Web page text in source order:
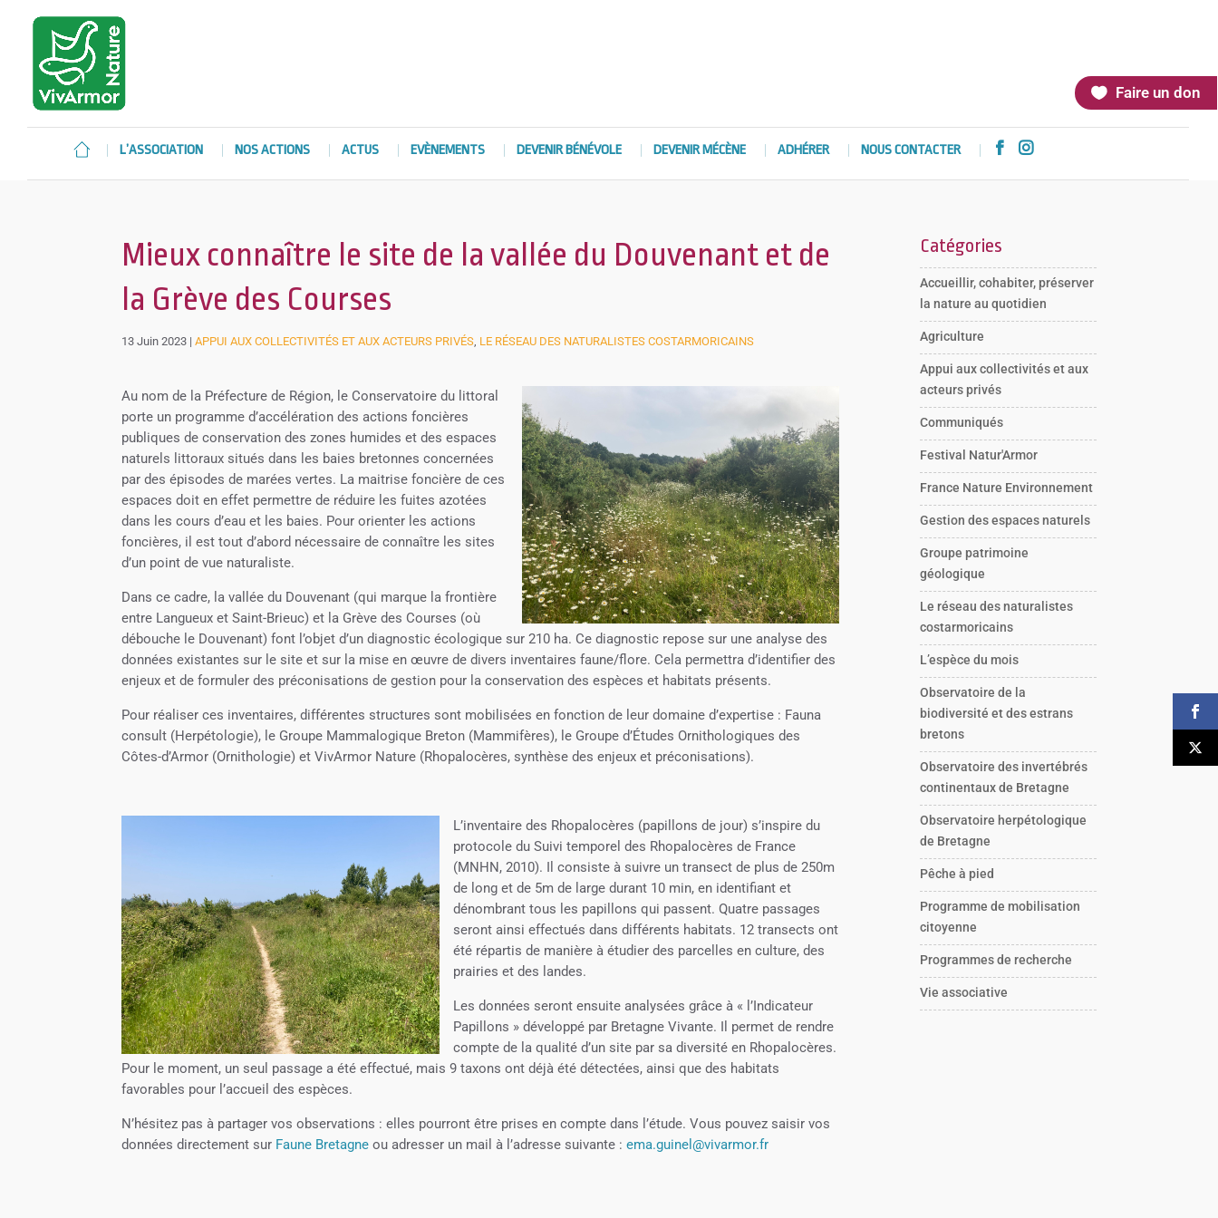
Faire un don
L’ASSOCIATION NOS ACTIONS ACTUS EVÈNEMENTS DEVENIR BÉNÉVOLE DEVENIR MÉCÈNE ADHÉRER NOUS CONTACTER  
Mieux connaître le site de la vallée du Douvenant et de
la Grève des Courses
13 Juin 2023 |APPUI AUX COLLECTIVITÉS ET AUX ACTEURS PRIVÉS, LE RÉSEAU DES NATURALISTES COSTARMORICAINS
Au nom de la Préfecture de Région, le Conservatoire du littoral
porte un programme d’accélération des actions foncières
publiques de conservation des zones humides et des espaces
naturels littoraux situés dans les baies bretonnes concernées
par des épisodes de marées vertes. La maitrise foncière de ces
espaces doit en effet permettre de réduire les fuites azotées
dans les cours d’eau et les baies. Pour orienter les actions
foncières, il est tout d’abord nécessaire de connaître les sites
d’un point de vue naturaliste.
Dans ce cadre, la vallée du Douvenant (qui marque la frontière
entre Langueux et Saint-Brieuc) et la Grève des Courses (où
débouche le Douvenant) font l’objet d’un diagnostic écologique sur 210 ha. Ce diagnostic repose sur une analyse des
données existantes sur le site et sur la mise en œuvre de divers inventaires faune/flore. Cela permettra d’identifier des
enjeux et de formuler des préconisations de gestion pour la conservation des espèces et habitats présents.
Pour réaliser ces inventaires, différentes structures sont mobilisées en fonction de leur domaine d’expertise : Fauna
consult (Herpétologie), le Groupe Mammalogique Breton (Mammifères), le Groupe d’Études Ornithologiques des
Côtes-d’Armor (Ornithologie) et VivArmor Nature (Rhopalocères, synthèse des enjeux et préconisations).
L’inventaire des Rhopalocères (papillons de jour) s’inspire du
protocole du Suivi temporel des Rhopalocères de France
(MNHN, 2010). Il consiste à suivre un transect de plus de 250m
de long et de 5m de large durant 10 min, en identifiant et
dénombrant tous les papillons qui passent. Quatre passages
seront ainsi effectués dans différents habitats. 12 transects ont
été répartis de manière à étudier des parcelles en culture, des
prairies et des landes.
Les données seront ensuite analysées grâce à « l’Indicateur
Papillons » développé par Bretagne Vivante. Il permet de rendre
compte de la qualité d’un site par sa diversité en Rhopalocères.
Pour le moment, un seul passage a été effectué, mais 9 taxons ont déjà été détectées, ainsi que des habitats
favorables pour l’accueil des espèces.
N’hésitez pas à partager vos observations : elles pourront être prises en compte dans l’étude. Vous pouvez saisir vos
données directement sur Faune Bretagne ou adresser un mail à l’adresse suivante :ema.guinel@vivarmor.fr
Catégories
Accueillir, cohabiter, préserver
la nature au quotidien
Agriculture
Appui aux collectivités et aux
acteurs privés
Communiqués
Festival Natur'Armor
France Nature Environnement
Gestion des espaces naturels
Groupe patrimoine
géologique
Le réseau des naturalistes
costarmoricains
L’espèce du mois
Observatoire de la
biodiversité et des estrans
bretons
Observatoire des invertébrés
continentaux de Bretagne
Observatoire herpétologique
de Bretagne
Pêche à pied
Programme de mobilisation
citoyenne
Programmes de recherche
Vie associative